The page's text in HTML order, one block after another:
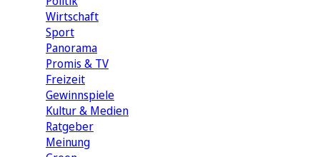
Wirtschaft
Sport
Panorama
Promis & TV
Freizeit
Gewinnspiele
Kultur & Medien
Ratgeber
Meinung